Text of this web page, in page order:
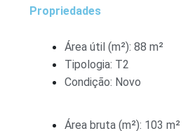
Propriedades
Área útil (m²): 88 m²
Tipologia: T2
Condição: Novo
Área bruta (m²): 103 m²